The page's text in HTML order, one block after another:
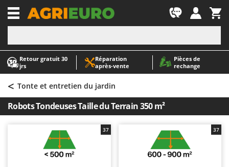
Retour gratuit 30
jrs
Réparation
après‑vente
Pièces de
rechange
-1
A
Abris de jardin
Accessoires pour tracteurs tondeuses autoportés
Aérateurs Scarificateurs pour gazon
Arracheuses de pommes de terre pour tracteur
Aspirateurs - Balais Électriques
Aspirateurs à cendres
Aspirateurs à feuilles sur roues
A
AgriEuro Premium
AgriEuro TOP-LINE
AGT
Airmec
< Tonte et entretien du jardin
Robots Tondeuses Taille du Terrain 350 m²
37 37